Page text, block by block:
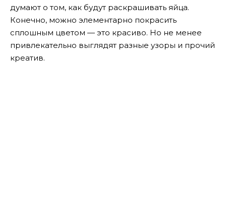
думают о том, как будут раскрашивать яйца.
Конечно, можно элементарно покрасить
сплошным цветом — это красиво. Но не менее
привлекательно выглядят разные узоры и прочий
креатив.